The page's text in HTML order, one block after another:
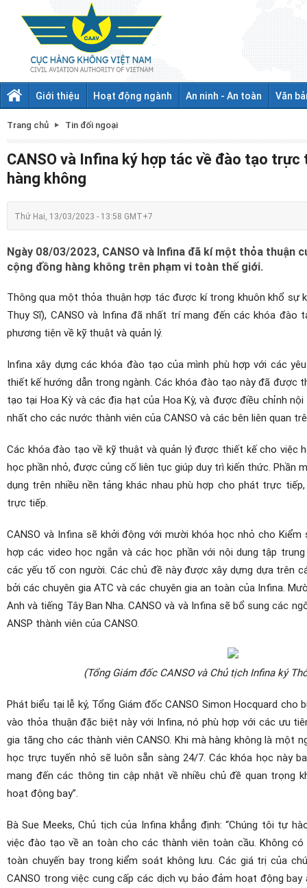
Giới thiệu Hoạt động ngành An ninh - An toàn Văn
Trang chủ Tin đối ngoại
CANSO và Infina ký hợp tác về đào tạo
hàng không
Thứ Hai, 13/03/2023 - 13:58 GMT+7
Ngày 08/03/2023, CANSO và Infina đã kí một thỏa thuận
cộng đồng hàng không trên phạm vi toàn thế giới.
Thông qua một thỏa thuận hợp tác được kí trong khuôn khổ sự
Thụy Sĩ), CANSO và Infina đã nhất trí mang đến các khóa đào
phương tiện về kỹ thuật và quản lý.
Infina xây dựng các khóa đào tạo của mình phù hợp với các
thiết kế hướng dẫn trong ngành. Các khóa đào tạo này đã được
tạo tại Hoa Kỳ và các địa hạt của Hoa Kỳ, và được điều chỉnh
nhất cho các nước thành viên của CANSO và các bên liên quan
Các khóa đào tạo về kỹ thuật và quản lý được thiết kế cho việc
học phần nhỏ, được củng cố liên tục giúp duy trì kiến thức. Phần
dụng trên nhiều nền tảng khác nhau phù hợp cho phát trực
trực tiếp.
CANSO và Infina sẽ khởi động với mười khóa học nhỏ cho
hợp các video học ngắn và các học phần với nội dung tập
các yếu tố con người. Các chủ đề này được xây dựng dựa trên
bởi các chuyên gia ATC và các chuyên gia an toàn của Infina.
Anh và tiếng Tây Ban Nha. CANSO và và Infina sẽ bổ sung các
ANSP thành viên của CANSO.
(Tổng Giám đốc CANSO và Chủ tịch Infina ký
Phát biểu tại lễ ký, Tổng Giám đốc CANSO Simon Hocquard cho
vào thỏa thuận đặc biệt này với Infina, nó phù hợp với các ưu
gia tăng cho các thành viên CANSO. Khi mà hàng không là một
học trực tuyến nhỏ sẽ luôn sẵn sàng 24/7. Các khóa học này
mang đến các thông tin cập nhật về nhiều chủ đề quan trọng
hoạt động bay”.
Bà Sue Meeks, Chủ tịch của Infina khẳng định: “Chúng tôi tự
việc đào tạo về an toàn cho các thành viên toàn cầu. Không
toàn chuyến bay trong kiểm soát không lưu. Các giá trị của
CANSO trong việc cung cấp các dịch vụ bảo đảm hoạt động